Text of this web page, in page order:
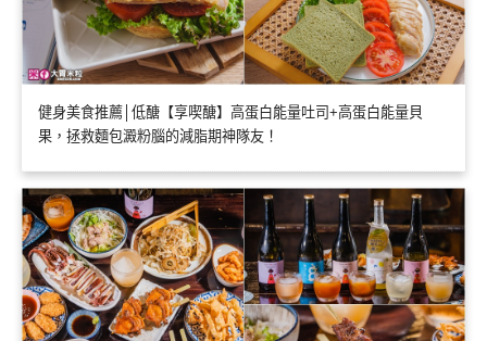
健身美食推薦│低醣【享喫醣】高蛋白能量吐司+高蛋白能量貝
果，拯救麵包澱粉腦的減脂期神隊友！